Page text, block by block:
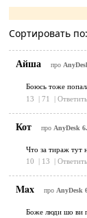
Сортировать по:
Айша про
Боюсь тоже
13
| 71 | Ответить
Кот про AnyDesk
Что за тираж тут
10
| 13 | Ответить
Max про AnyDesk
Боже люди шо ви